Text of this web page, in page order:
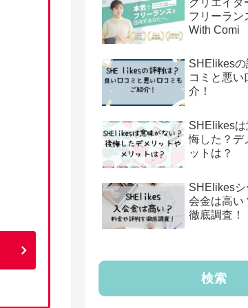
フリーラン
With Comi
SHElikesの
コミと悪い
介！
SHElikes
悔した？デ
ットは？
SHElikesシ
会金は高い
徹底調査！
検索